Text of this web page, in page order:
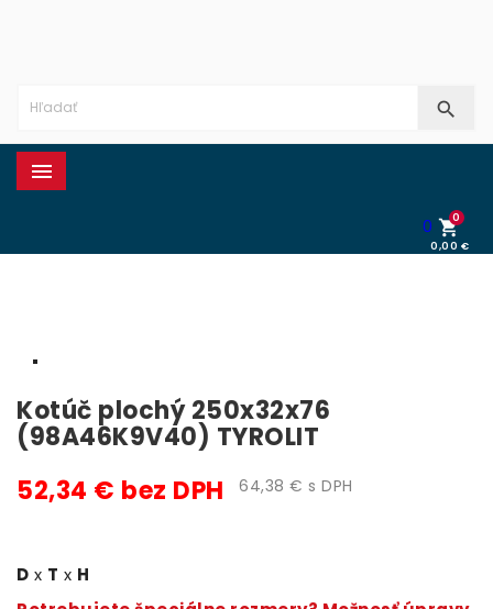


0 
0
0,00 €
Kotúč plochý 250x32x76
(98A46K9V40) TYROLIT
52,34 € bez DPH 64,38 € s DPH
D x T x H